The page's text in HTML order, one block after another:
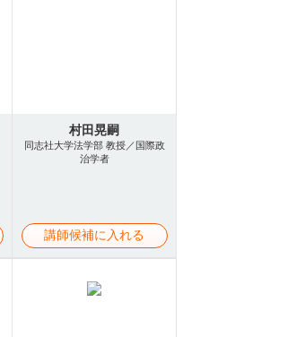
村田晃嗣
同志社大学法学部 教授／国際政
治学者
講師候補に入れる